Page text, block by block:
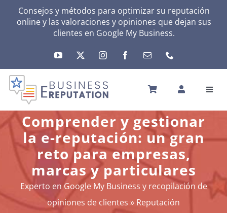
Consejos y métodos para optimizar su reputación
online y las valoraciones y opiniones que dejan sus
clientes en Google My Business.
INICIO
REPUTACIÓN
TU ACTIVIDAD
EL MÉTODO
HERRAMIENTAS
NOTICIAS
Comprender y gestionar
la e-reputación: un gran
reto para empresas,
marcas y particulares
Experto en Google My Business y recopilación de
opiniones de clientes » Reputación